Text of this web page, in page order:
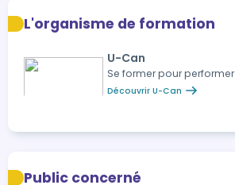
L'organisme de formation
U-Can
Se former pour performer
Découvrir U-Can
Public concerné